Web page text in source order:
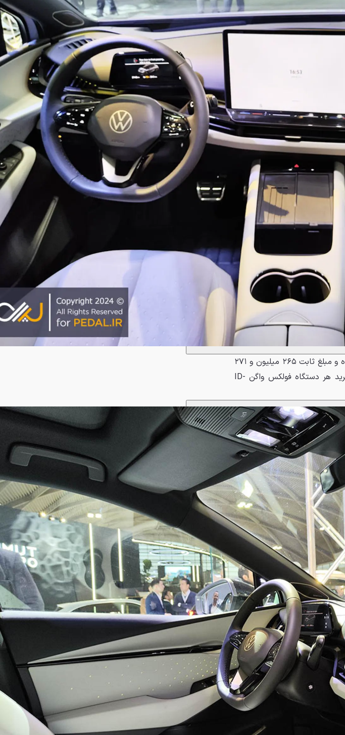
با احتساب هزینه‌های جانبی شامل ۱۰ درصد مالیات بر ارزش افزوده و مبلغ ثابت ۲۶۵ میلیون و ۲۷۱
هزار تومان بابت هزینه‌های قانونی، بیمه و شماره‌گذاری، هزینه خرید هر دستگاه فولکس واگن ID-